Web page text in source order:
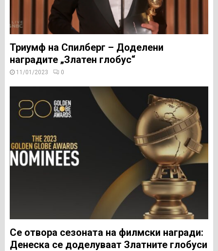
Триумф на Спилберг – Доделени
наградите „Златен глобус“
11/01/2023 0
Се отвора сезоната на филмски награди:
Денеска се доделуваат Златните глобуси